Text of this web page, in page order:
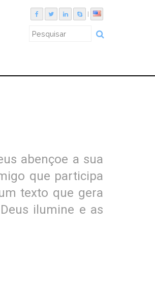
abençoe a sua
que participa
texto que gera
ilumine e as